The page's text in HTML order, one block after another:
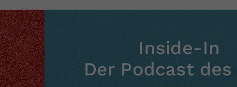
Inside-In
Der Podcast des